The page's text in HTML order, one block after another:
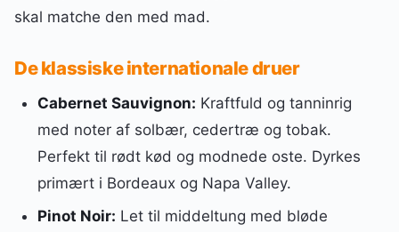
skal matche den med mad.
De klassiske internationale druer
Cabernet Sauvignon: Kraftfuld og tanninrig
med noter af solbær, cedertræ og tobak.
Perfekt til rødt kød og modnede oste. Dyrkes
primært i Bordeaux og Napa Valley.
Pinot Noir: Let til middeltung med bløde